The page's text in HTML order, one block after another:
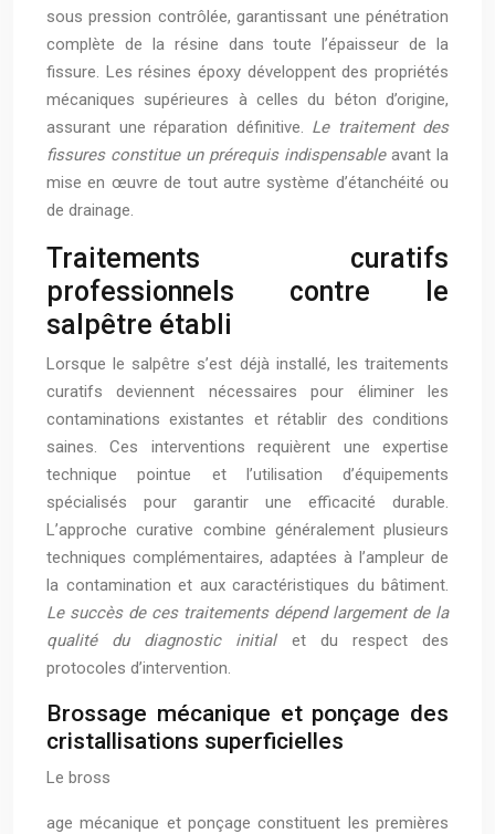
sous pression contrôlée, garantissant une pénétration
complète de la résine dans toute l’épaisseur de la
fissure. Les résines époxy développent des propriétés
mécaniques supérieures à celles du béton d’origine,
assurant une réparation définitive. Le traitement des
fissures constitue un prérequis indispensable avant la
mise en œuvre de tout autre système d’étanchéité ou
de drainage.
Traitements curatifs
professionnels contre le
salpêtre établi
Lorsque le salpêtre s’est déjà installé, les traitements
curatifs deviennent nécessaires pour éliminer les
contaminations existantes et rétablir des conditions
saines. Ces interventions requièrent une expertise
technique pointue et l’utilisation d’équipements
spécialisés pour garantir une efficacité durable.
L’approche curative combine généralement plusieurs
techniques complémentaires, adaptées à l’ampleur de
la contamination et aux caractéristiques du bâtiment.
Le succès de ces traitements dépend largement de la
qualité du diagnostic initial et du respect des
protocoles d’intervention.
Brossage mécanique et ponçage des
cristallisations superficielles
Le bross
age mécanique et ponçage constituent les premières